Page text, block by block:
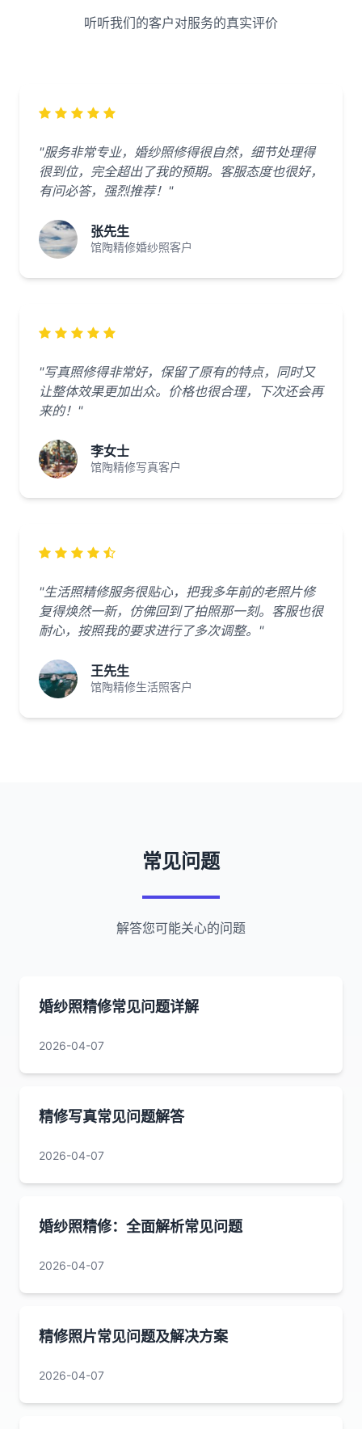
听听我们的客户对服务的真实评价
"服务非常专业，婚纱照修得很自然，细节处理得
很到位，完全超出了我的预期。客服态度也很好，
有问必答，强烈推荐！"
张先生
馆陶精修婚纱照客户
"写真照修得非常好，保留了原有的特点，同时又
让整体效果更加出众。价格也很合理，下次还会再
来的！"
李女士
馆陶精修写真客户
"生活照精修服务很贴心，把我多年前的老照片修
复得焕然一新，仿佛回到了拍照那一刻。客服也很
耐心，按照我的要求进行了多次调整。"
王先生
馆陶精修生活照客户
常见问题
解答您可能关心的问题
婚纱照精修常见问题详解
2026-04-07
精修写真常见问题解答
2026-04-07
婚纱照精修：全面解析常见问题
2026-04-07
精修照片常见问题及解决方案
2026-04-07